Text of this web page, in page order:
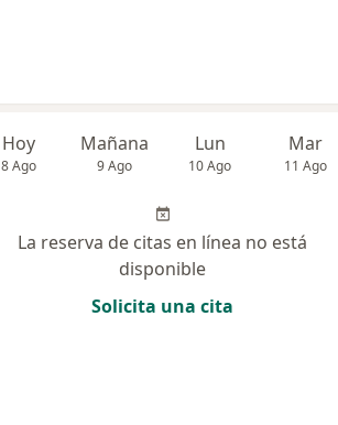
Hoy
8 Ago
Mañana
9 Ago
Lun
10 Ago
Mar
11 Ago
La reserva de citas en línea no está
disponible
Solicita una cita